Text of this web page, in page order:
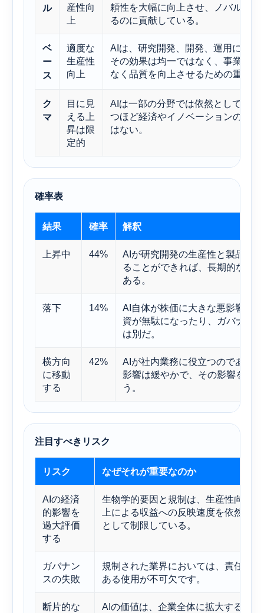
ル
産性向
上
頼性を大幅に向上させ、ノバルテ
るのに貢献している。
ベ
ー
ス
適度な
生産性
向上
AIは、研究開発、開発、運用にお
その効果は均一ではなく、事業全
なく品質を向上させるための重要
ク
マ
目に見
える上
昇は限
定的
AIは一部の分野では依然として有
つほど経済やイノベーションのペ
はない。
確率表
結果 確率 解釈
上昇中 44%
AIが研究開発の生産性と製品発
ることができれば、長期的な株
ある。
落下 14%
AI自体が株価に大きな悪影響を
資が無駄になったり、ガバナン
は別だ。
横方向
に移動
する
42%
AIが社内業務に役立つのであれ
影響は緩やかで、その影響を切
う。
注目すべきリスク
リスク なぜそれが重要なのか
AIの経済
的影響を
過大評価
する
生物学的要因と規制は、生産性向
上による収益への反映速度を依然
として制限している。
ガバナン
スの失敗
規制された業界においては、責任
ある使用が不可欠です。
断片的な
AIの価値は、企業全体に拡大する